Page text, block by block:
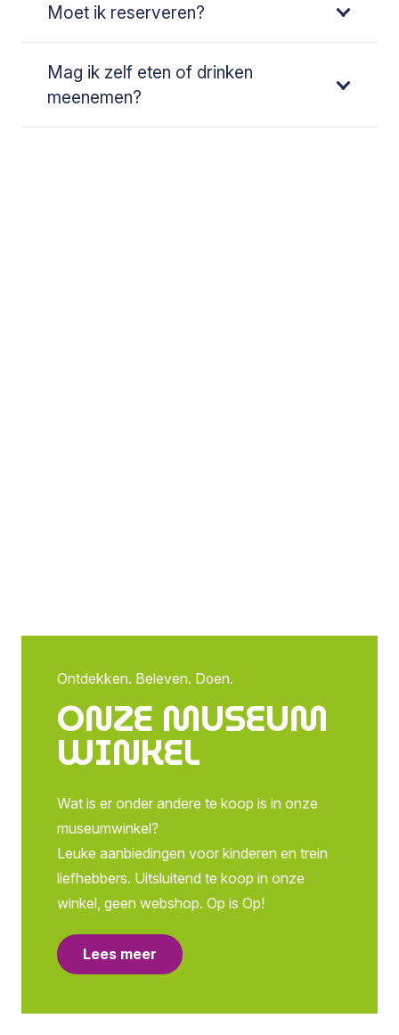
Moet ik reserveren?
Mag ik zelf eten of drinken
meenemen?
Ontdekken. Beleven. Doen.
ONZE MUSEUM
WINKEL
Wat is er onder andere te koop is in onze
museumwinkel?
Leuke aanbiedingen voor kinderen en trein
liefhebbers. Uitsluitend te koop in onze
winkel, geen webshop. Op is Op!
Lees meer